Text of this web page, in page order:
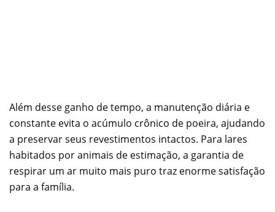
Além desse ganho de tempo, a manutenção diária e
constante evita o acúmulo crônico de poeira, ajudando
a preservar seus revestimentos intactos. Para lares
habitados por animais de estimação, a garantia de
respirar um ar muito mais puro traz enorme satisfação
para a família.